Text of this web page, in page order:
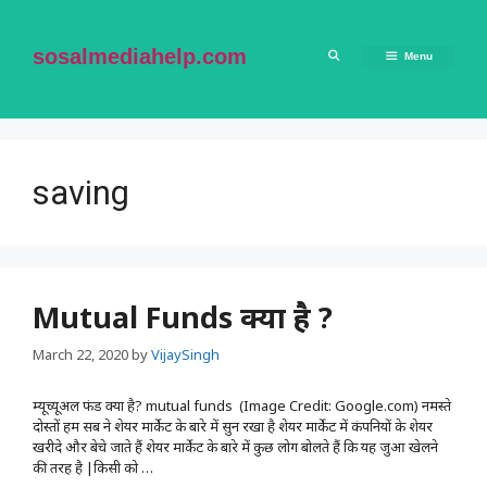
contentsosalmediahelp.com Menu
saving
Mutual Funds क्या है ?
March 22, 2020byVijaySingh
म्यूच्यूअल फंड क्या है? mutual funds (Image Credit: Google.com) नमस्ते
दोस्तों हम सब ने शेयर मार्केट के बारे में सुन रखा है शेयर मार्केट में कंपनियों के शेयर
खरीदे और बेचे जाते हैं शेयर मार्केट के बारे में कुछ लोग बोलते हैं कि यह जुआ खेलने
की तरह है |किसी को …